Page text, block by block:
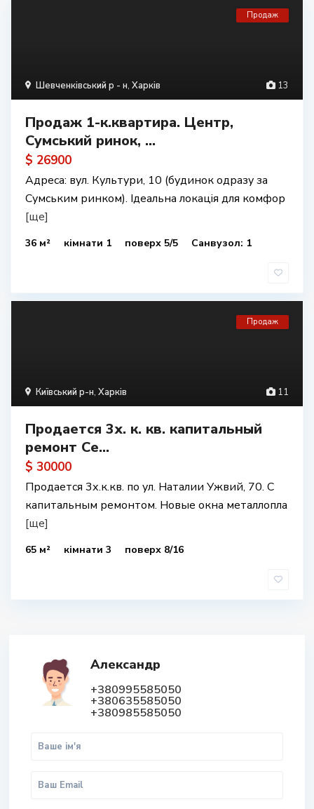
13
Шевченківський р - н, Харків
Продаж
Продаж 1-к.квартира. Центр,
Сумський ринок, ...
$ 26900
Адреса: вул. Культури, 10 (будинок одразу за
Сумським ринком). Ідеальна локація для комфор
[ще]
36 м² кімнати 1 поверх 5/5 Санвузол: 1
11
Київський р-н, Харків
Продаж
Продается 3х. к. кв. капитальный
ремонт Се...
$ 30000
Продается 3х.к.кв. по ул. Наталии Ужвий, 70. С
капитальным ремонтом. Новые окна металлопла
[ще]
65 м² кімнати 3 поверх 8/16
Александр
+380995585050
+380635585050
+380985585050